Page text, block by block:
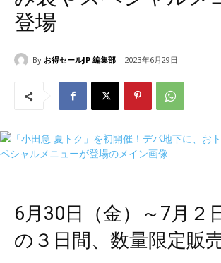
登場
By お得セールJP 編集部 2023年6月29日
6月30日（金）～7月２
の３日間、数量限定販